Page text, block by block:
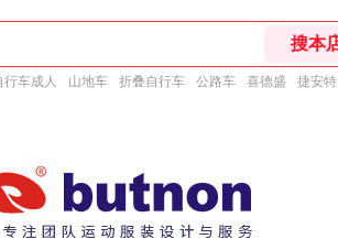
行车成人 山地车 折叠自行车 公路车 喜德盛 捷安特